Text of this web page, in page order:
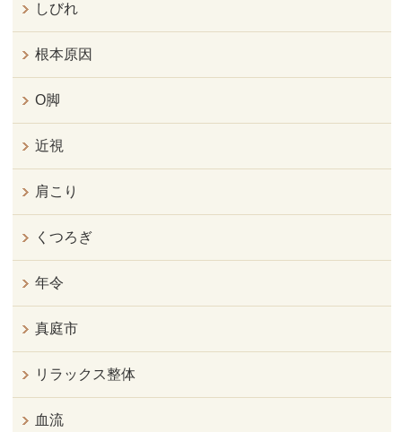
しびれ
根本原因
O脚
近視
肩こり
くつろぎ
年令
真庭市
リラックス整体
血流